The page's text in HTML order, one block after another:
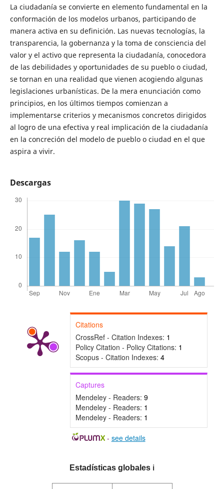
La ciudadanía se convierte en elemento fundamental en la
conformación de los modelos urbanos, participando de
manera activa en su definición. Las nuevas tecnologías, la
transparencia, la gobernanza y la toma de consciencia del
valor y el activo que representa la ciudadanía, conocedora
de las debilidades y oportunidades de su pueblo o ciudad,
se tornan en una realidad que vienen acogiendo algunas
legislaciones urbanísticas. De la mera enunciación como
principios, en los últimos tiempos comienzan a
implementarse criterios y mecanismos concretos dirigidos
al logro de una efectiva y real implicación de la ciudadanía
en la concreción del modelo de pueblo o ciudad en el que
aspira a vivir.
Descargas
Citations
CrossRef - Citation Indexes: 1
Policy Citation - Policy Citations: 1
Scopus - Citation Indexes: 4
Captures
Mendeley - Readers: 9
Mendeley - Readers: 1
Mendeley - Readers: 1
- see details
Estadísticas globales ℹ️